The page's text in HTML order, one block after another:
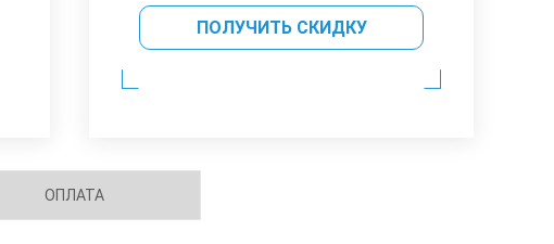
ПОЛУЧИТЬ СКИДКУ
ОПЛАТА